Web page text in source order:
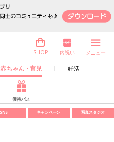
赤ちゃん・育児 妊活
SHOP 内祝い メニュー
優待パス
SNS キャンペーン 写真スタジオ